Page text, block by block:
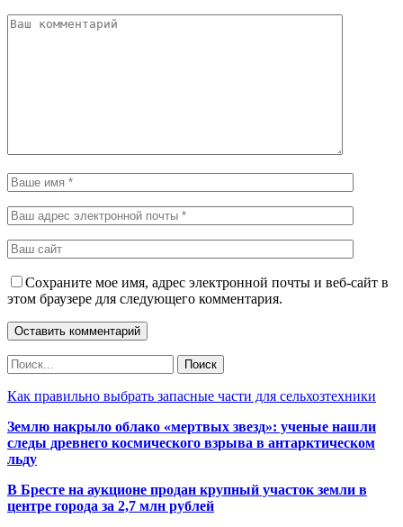
Сохраните мое имя, адрес электронной почты и веб-сайт в
этом браузере для следующего комментария.
Как правильно выбрать запасные части для сельхозтехники
Землю накрыло облако «мертвых звезд»: ученые нашли
следы древнего космического взрыва в антарктическом
льду
В Бресте на аукционе продан крупный участок земли в
центре города за 2,7 млн рублей